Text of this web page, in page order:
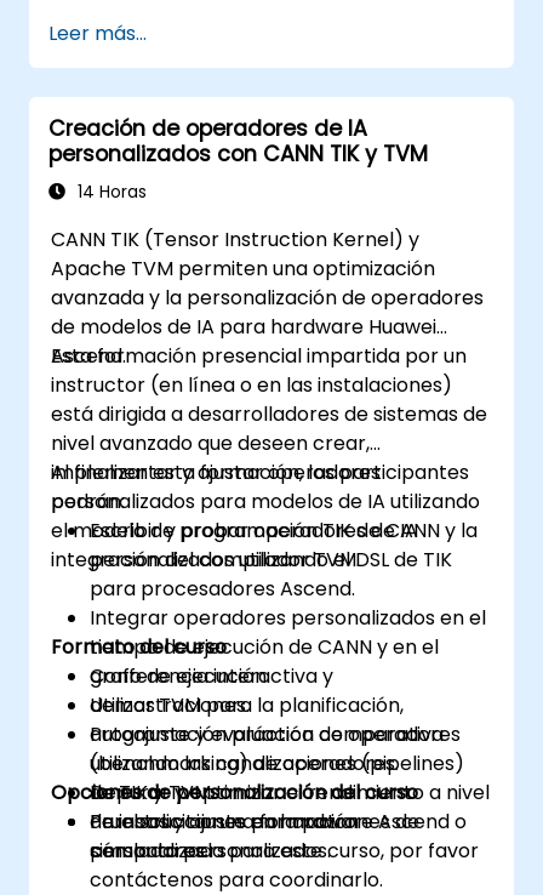
Leer más...
Creación de operadores de IA
personalizados con CANN TIK y TVM
14 Horas
CANN TIK (Tensor Instruction Kernel) y
Apache TVM permiten una optimización
avanzada y la personalización de operadores
de modelos de IA para hardware Huawei
Ascend.
Esta formación presencial impartida por un
instructor (en línea o en las instalaciones)
está dirigida a desarrolladores de sistemas de
nivel avanzado que deseen crear,
implementar y ajustar operadores
personalizados para modelos de IA utilizando
el modelo de programación TIK de CANN y la
integración del compilador TVM.
Al finalizar esta formación, los participantes
podrán:
Escribir y probar operadores de IA
personalizados utilizando el DSL de TIK
para procesadores Ascend.
Integrar operadores personalizados en el
tiempo de ejecución de CANN y en el
grafo de ejecución.
Utilizar TVM para la planificación,
autoajuste y evaluación comparativa
(benchmarking) de operadores.
Depurar y optimizar el rendimiento a nivel
de instrucciones para patrones de
cómputo personalizados.
Formato del curso
Conferencia interactiva y
demostraciones.
Programación práctica de operadores
utilizando las canalizaciones (pipelines)
de TIK y TVM.
Pruebas y ajuste en hardware Ascend o
simuladores.
Opciones de personalización del curso
Para solicitar una formación
personalizada para este curso, por favor
contáctenos para coordinarlo.